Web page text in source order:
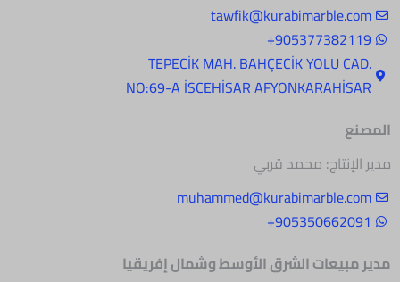
tawfik@kurabimarble.com
905377382119+
.TEPECİK MAH. BAHÇECİK YOLU CAD
NO:69-A İSCEHİSAR AFYONKARAHİSAR
المصنع
مدير الإنتاج: محمد قربي
muhammed@kurabimarble.com
905350662091+
مدير مبيعات الشرقالأوسط وشمال إفريقيا